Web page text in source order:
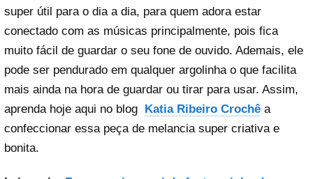
super útil para o dia a dia, para quem adora estar
conectado com as músicas principalmente, pois fica
muito fácil de guardar o seu fone de ouvido. Ademais, ele
pode ser pendurado em qualquer argolinha o que facilita
mais ainda na hora de guardar ou tirar para usar. Assim,
aprenda hoje aqui no blog
Katia Ribeiro Crochê a
confeccionar essa peça de melancia super criativa e
bonita.